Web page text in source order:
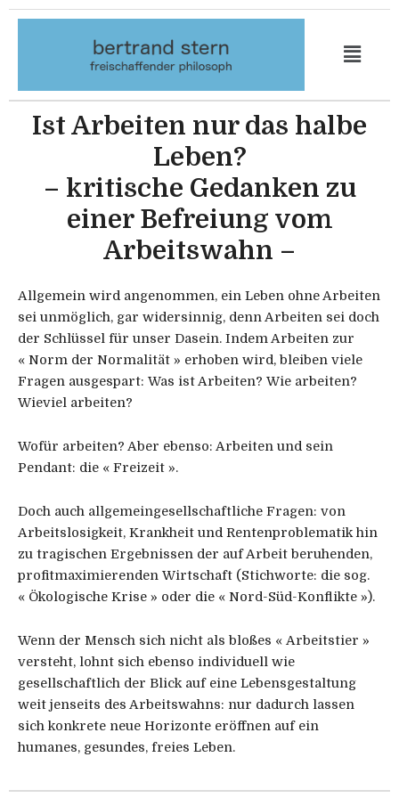
Aller
Ist Arbeiten nur das halbe
Leben?
– kritische Gedanken zu
einer Befreiung vom
Arbeitswahn –
Allgemein wird angenommen, ein Leben ohne Arbeiten
sei unmöglich, gar wider­sinnig, denn Arbeiten sei doch
der Schlüssel für unser Dasein. Indem Arbeiten zur
« Norm der Normalität » erhoben wird, bleiben viele
Fragen ausgespart: Was ist Arbeiten? Wie arbeiten?
Wieviel arbeiten?
Wofür arbeiten? Aber ebenso: Ar­beiten und sein
Pendant: die « Freizeit ».
Doch auch allgemeingesellschaftliche Fragen: von
Arbeitslosigkeit, Krankheit und Rentenproblematik hin
zu tragischen Ergebnissen der auf Arbeit beruhenden,
profitmaximierenden Wirtschaft (Stichworte: die sog.
« Ökologische Krise » oder die « Nord-Süd-Konflikte »).
Wenn der Mensch sich nicht als bloßes « Arbeitstier »
versteht, lohnt sich ebenso individuell wie
gesellschaftlich der Blick auf eine Lebensgestaltung
weit jenseits des Arbeitswahns: nur dadurch lassen
sich konkrete neue Horizonte eröffnen auf ein
humanes, gesundes, freies Leben.